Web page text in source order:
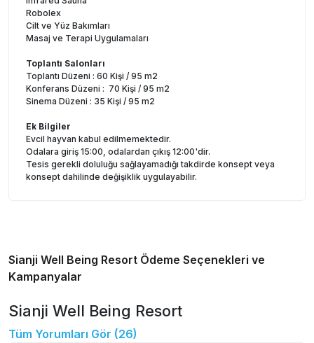
Robolex
Cilt ve Yüz Bakımları
Masaj ve Terapi Uygulamaları
Toplantı Salonları
Toplantı Düzeni : 60 Kişi / 95 m2
Konferans Düzeni : 70 Kişi / 95 m2
Sinema Düzeni : 35 Kişi / 95 m2
Ek Bilgiler
Evcil hayvan kabul edilmemektedir.
Odalara giriş 15:00, odalardan çıkış 12:00'dir.
Tesis gerekli doluluğu sağlayamadığı takdirde konsept veya
konsept dahilinde değişiklik uygulayabilir.
Sianji Well Being Resort Ödeme Seçenekleri ve
Kampanyalar
Sianji Well Being Resort
Tüm Yorumları Gör (26)